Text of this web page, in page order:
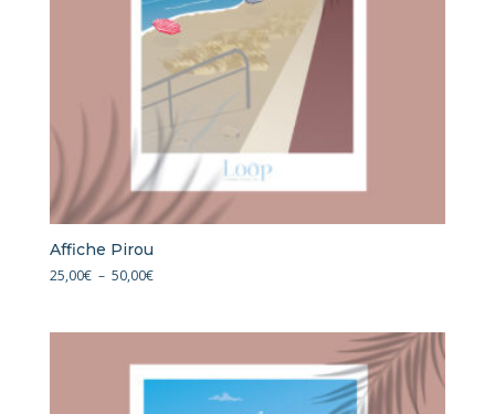
Affiche Pirou
25,00€ – 50,00€Plage
à
50,00€